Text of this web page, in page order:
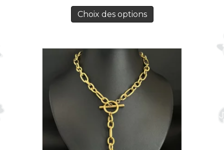
Choix des options